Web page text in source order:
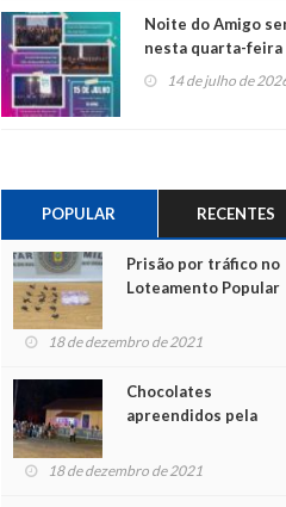
Noite do Amigo
nesta quarta-feira
Centro de Cultura
14 de julho de
POPULAR RECENTES
Prisão por tráfico no
Loteamento Popular
18 de dezembro de 2021
Chocolates
apreendidos pela
para crianças na
18 de dezembro de 2021